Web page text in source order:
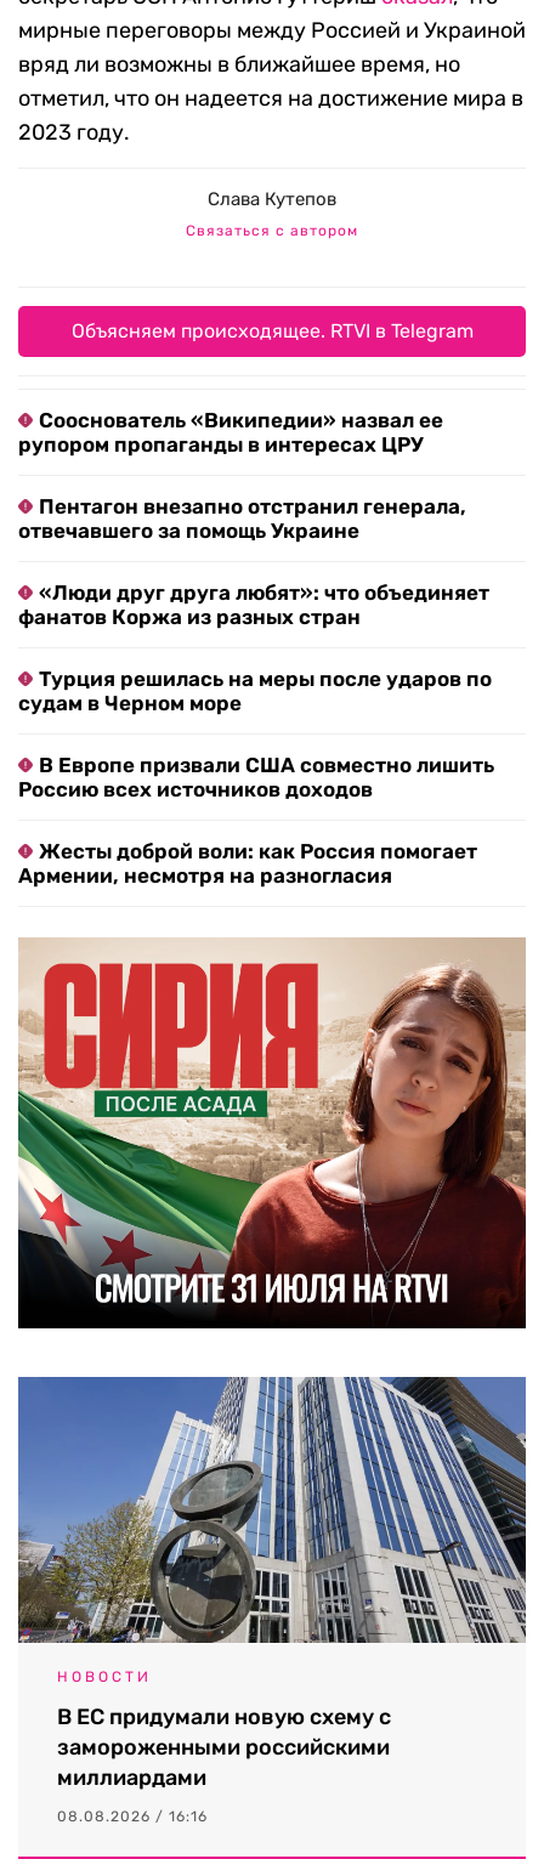
мирные переговоры между Россией и Украиной
вряд ли возможны в ближайшее время, но
отметил, что он надеется на достижение мира в
2023 году.
Слава Кутепов
Связаться с автором
Объясняем происходящее. RTVI в Telegram
Сооснователь «Википедии» назвал ее
рупором пропаганды в интересах ЦРУ
Пентагон внезапно отстранил генерала,
отвечавшего за помощь Украине
«Люди друг друга любят»: что объединяет
фанатов Коржа из разных стран
Турция решилась на меры после ударов по
судам в Черном море
В Европе призвали США совместно лишить
Россию всех источников доходов
Жесты доброй воли: как Россия помогает
Армении, несмотря на разногласия
НОВОСТИ
В ЕС придумали новую схему с
замороженными российскими
миллиардами
08.08.2026 / 16:16